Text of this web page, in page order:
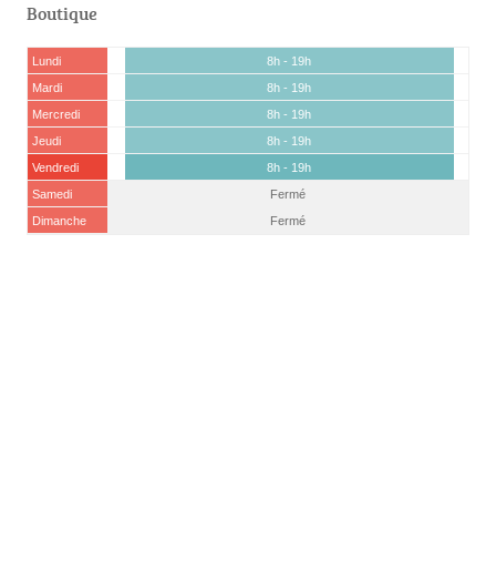
Boutique
Lundi
8h - 19h
Mardi
8h - 19h
Mercredi
8h - 19h
Jeudi
8h - 19h
Vendredi
8h - 19h
Samedi
Fermé
Dimanche
Fermé